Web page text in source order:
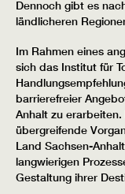
Dennoch gibt es
ländlicheren
Im Rahmen eines
sich das Institut für
barrierefreier
Anhalt zu
übergreifende
Land Sachsen-
langwierigen
Gestaltung ihrer